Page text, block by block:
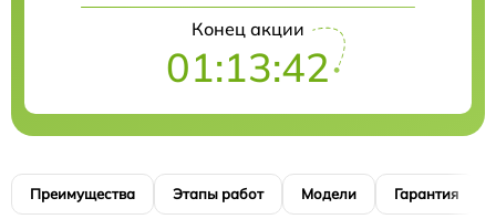
Конец акции
01:13:41
Преимущества Этапы работ Модели Гарантия